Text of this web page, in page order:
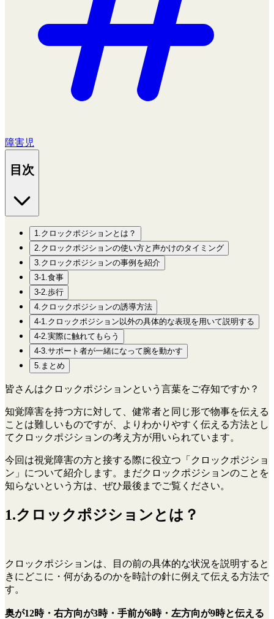
障害児
目次
1.クロックポジションとは？
2.クロックポジションの使い方と声かけのタイミング
3.クロックポジションの事例を紹介
3-1.食事
3-2.歩行
4.クロックポジションの誘導方法
4-1.クロックポジション以外の具体的な表現を用いて説明する
4-2.実際に触れてもらう
4-3.サポート者が一緒になって腕を動かす
5.まとめ
皆さんはクロックポジションという言葉をご存知ですか？
知覚障害を持つ方に対して、健常者と同じ形で物事を伝える
ことは難しいものですが、よりわかりやすく伝える方法とし
てクロックポジションの考え方が用いられています。
今回は視覚障害の方と接する際に役立つ「クロックポジショ
ン」について紹介します。まだクロックポジションのことを
知らないという方は、ぜひ最後までご覧ください。
1.クロックポジションとは？
クロックポジションは、目の前の具体的な状況を説明すると
きにどこに・何があるのかを時計の針に例えて伝える方法で
す。
奥が12時・右方向が3時・手前が6時・左方向が9時と伝える